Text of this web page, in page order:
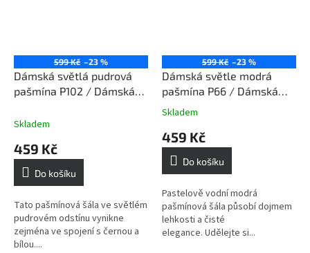
599 Kč –23 %
Dámská světlá pudrová
pašmína P102 / Dámská
Skladem
459 Kč
Do košíku
Tato pašmínová šála ve světlém
pudrovém odstínu vynikne
zejména ve spojení s černou a
bílou....
599 Kč –23 %
Dámská světle modrá
pašmína P66 / Dámská
světle modrá šála
Průměrné
produktu
3,2
5
hvězdiček.
Skladem
459 Kč
Do košíku
Pastelově vodní modrá
pašmínová šála působí dojmem
lehkosti a čisté
elegance. Udělejte si...